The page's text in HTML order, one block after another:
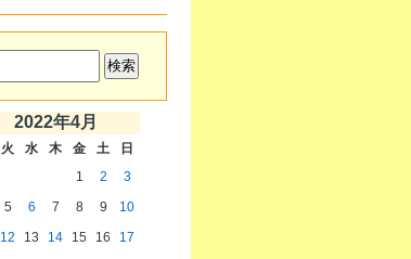
2022年4月
火 水 木 金 土
日
1
2
3
5 6 7 8 9
10
12 13 14 15 16
17